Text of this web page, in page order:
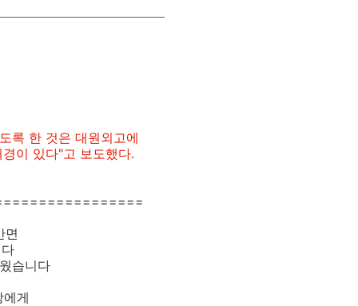
록 한 것은 대원외고에
이 있다"고 보도했다.
면
습니다
게